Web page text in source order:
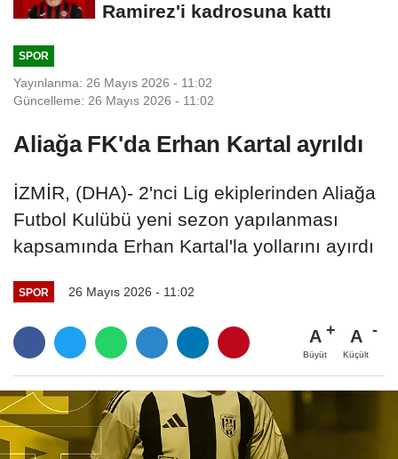
Ramirez'i kadrosuna kattı
SPOR
Yayınlanma: 26 Mayıs 2026 - 11:02
Güncelleme: 26 Mayıs 2026 - 11:02
Aliağa FK'da Erhan Kartal ayrıldı
İZMİR, (DHA)- 2'nci Lig ekiplerinden Aliağa
Futbol Kulübü yeni sezon yapılanması
kapsamında Erhan Kartal'la yollarını ayırdı
SPOR 26 Mayıs 2026 - 11:02
A
Büyüt
A
Küçült